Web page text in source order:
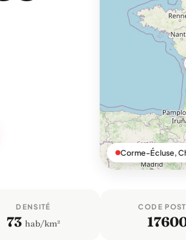
Corme-Écluse,
DENSITÉ
73 hab/km²
CODE